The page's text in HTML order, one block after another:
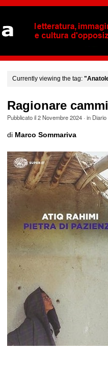
Currently viewing the tag:
Ragionare
Pubblicato il2 Novembre 2024· in
di Marco Sommariva